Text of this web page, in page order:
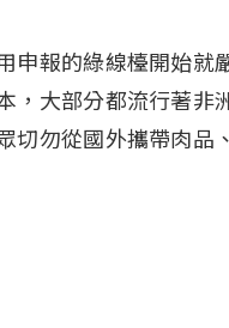
申報的綠線檯開始就
，大部分都流行著非
切勿從國外攜帶肉品